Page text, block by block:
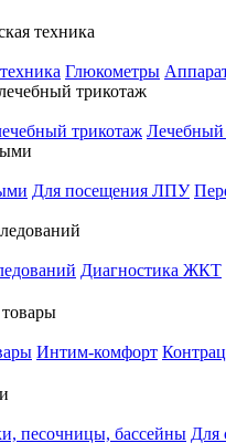
техника
Глюкометры
трикотаж
трикотаж Лечебный
Для посещения ЛПУ
Диагностика ЖКТ
Интим-комфорт
песочницы, бассейны Для